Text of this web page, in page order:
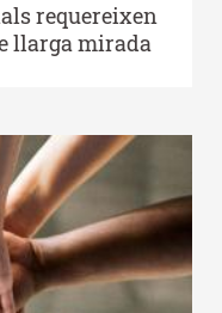
requereixen
llarga mirada